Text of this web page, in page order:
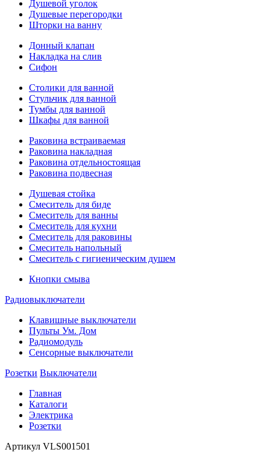
Душевой уголок
Душевые перегородки
Шторки на ванну
Донный клапан
Накладка на слив
Сифон
Столики для ванной
Стульчик для ванной
Тумбы для ванной
Шкафы для ванной
Раковина встраиваемая
Раковина накладная
Раковина отдельностоящая
Раковина подвесная
Душевая стойка
Смеситель для биде
Смеситель для ванны
Смеситель для кухни
Смеситель для раковины
Смеситель напольный
Смеситель с гигиеническим душем
Кнопки смыва
Радиовыключатели
Клавишные выключатели
Пульты Ум. Дом
Радиомодуль
Сенсорные выключатели
Розетки Выключатели
Главная
Каталоги
Электрика
Розетки
Артикул VLS001501